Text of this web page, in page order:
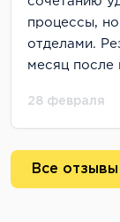
процессы,
отделами.
месяц после
28 февраля
Все